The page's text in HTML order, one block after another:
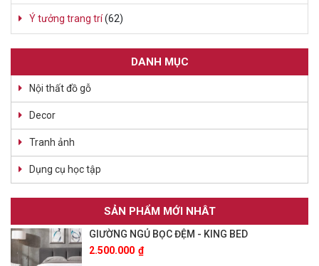
Ý tưởng trang trí(62)
DANH MỤC
Nội thất đồ gỗ
Decor
Tranh ảnh
Dụng cụ học tập
SẢN PHẨM MỚI NHÂT
GIƯỜNG NGỦ BỌC ĐỆM - KING BED
2.500.000 ₫